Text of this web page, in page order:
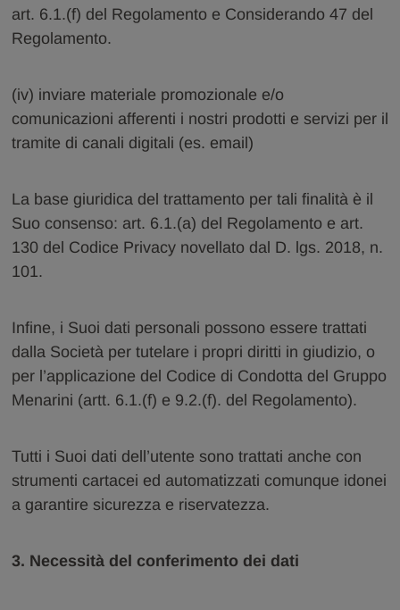
art. 6.1.(f) del Regolamento e Considerando 47 del
Regolamento.
(iv) inviare materiale promozionale e/o
comunicazioni afferenti i nostri prodotti e servizi per il
tramite di canali digitali (es. email)
La base giuridica del trattamento per tali finalità è il
Suo consenso: art. 6.1.(a) del Regolamento e art.
130 del Codice Privacy novellato dal D. lgs. 2018, n.
101.
Infine, i Suoi dati personali possono essere trattati
dalla Società per tutelare i propri diritti in giudizio, o
per l’applicazione del Codice di Condotta del Gruppo
Menarini (artt. 6.1.(f) e 9.2.(f). del Regolamento).
Tutti i Suoi dati dell’utente sono trattati anche con
strumenti cartacei ed automatizzati comunque idonei
a garantire sicurezza e riservatezza.
3. Necessità del conferimento dei dati